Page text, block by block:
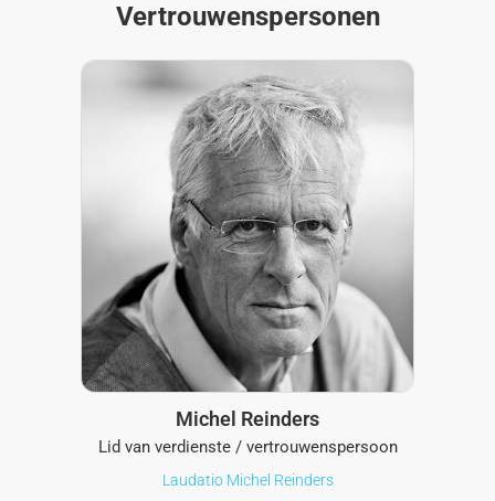
Vertrouwenspersonen
Michel Reinders
Lid van verdienste / vertrouwenspersoon
Laudatio Michel Reinders